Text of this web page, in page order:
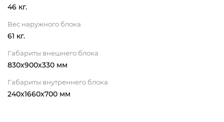
46 кг.
Вес наружного блока
61 кг.
Габариты внешнего блока
830х900х330 мм
Габариты внутреннего блока
240х1660х700 мм